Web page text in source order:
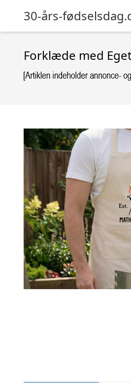
30-års-
Forklæde med